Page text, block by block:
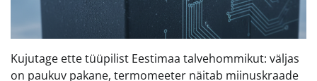
Kujutage ette tüüpilist Eestimaa talvehommikut: väljas
on paukuv pakane, termomeeter näitab miinuskraade